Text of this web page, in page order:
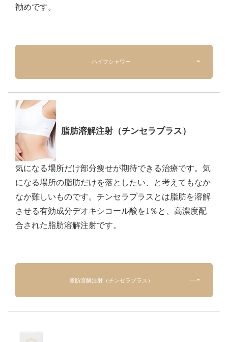
勧めです。
ハイフシャワー
脂肪溶解注射（チンセラプラス）
気になる場所だけ部分痩せが期待できる治療です。気
になる場所の脂肪だけを落としたい、と考えてもなか
なか難しいものです。チンセラプラスとは脂肪を溶解
させる有効成分デオキシコール酸を1％と、高濃度配
合された脂肪溶解注射です。
脂肪溶解注射（チンセラプラス）